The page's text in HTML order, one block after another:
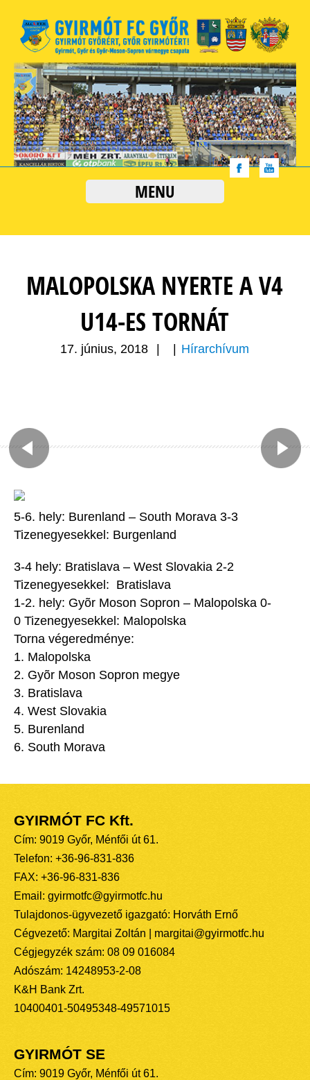
MENU
MALOPOLSKA NYERTE A V4
U14-ES TORNÁT
17. június, 2018 Hírarchívum
5-6. hely: Burenland – South Morava 3-3
Tizenegyesekkel: Burgenland
3-4 hely: Bratislava – West Slovakia 2-2
Tizenegyesekkel: Bratislava
1-2. hely: Gyõr Moson Sopron – Malopolska 0-
0 Tizenegyesekkel: Malopolska
Torna végeredménye:
1. Malopolska
2. Gyõr Moson Sopron megye
3. Bratislava
4. West Slovakia
5. Burenland
6. South Morava
GYIRMÓT FC Kft.
Cím: 9019 Győr, Ménfői út 61.
Telefon: +36-96-831-836
FAX: +36-96-831-836
Email: gyirmotfc@gyirmotfc.hu
Tulajdonos-ügyvezető igazgató: Horváth Ernő
Cégvezető: Margitai Zoltán | margitai@gyirmotfc.hu
Cégjegyzék szám: 08 09 016084
Adószám: 14248953-2-08
K&H Bank Zrt.
10400401-50495348-49571015
GYIRMÓT SE
Cím: 9019 Győr, Ménfői út 61.